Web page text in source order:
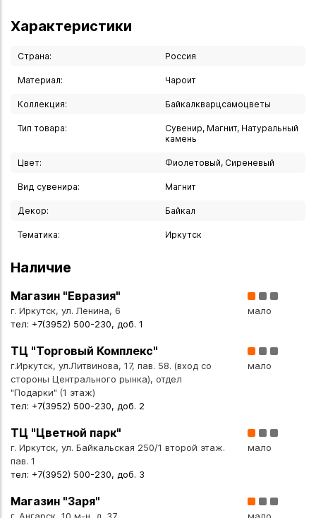
найден пока только в одной точке земного шара — в
Восточной Сибири в русле реки Чары.
- Материал: натуральный чароит
- Размер: 11х8 см
- Форма: контур Иркутской области
- Крепление: магнитный элемент
Описание камня:
- Чароит легко узнать по красивым сиреневым,
прожилками и вкраплениями других цветов (жёлтого,
— природа не повторяет себя.
Магические свойства чароита:
- Считается, что чароит обладает магическими
и раскрыть внутренние способности человека.
Особенности:
- Ручная работа мастеров
- Каждый магнит имеет неповторимый природный рисунок
- Компактный размер, удобный для размещения на
холодильнике или магнитной доске
Символизм:
- Контур Иркутской области — символ родины, Байкала и
Характеристики
Страна: Россия
Материал: Чароит
Коллекция: Байкалкварцсамоцветы
Тип товара:
Сувенир, Магнит, Натуральный
камень
Цвет: Фиолетовый, Сиреневый
Вид сувенира: Магнит
Декор: Байкал
Тематика: Иркутск
Наличие
Магазин "Евразия"
г. Иркутск, ул. Ленина, 6
тел: +7(3952) 500-230, доб. 1
мало
ТЦ "Торговый Комплекс"
г.Иркутск, ул.Литвинова, 17, пав. 58. (вход со
стороны Центрального рынка), отдел
"Подарки" (1 этаж)
тел: +7(3952) 500-230, доб. 2
мало
ТЦ "Цветной парк"
г. Иркутск, ул. Байкальская 250/1 второй этаж.
пав. 1
тел: +7(3952) 500-230, доб. 3
мало
Магазин "Заря"